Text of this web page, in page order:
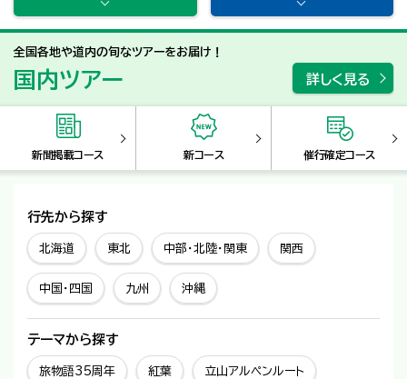
全国各地や道内の旬なツアーをお届け！
国内ツアー 詳しく見る
新聞掲載コース 新コース 催行確定コース
行先から探す
北海道 東北 中部・北陸・関東 関西
中国・四国 九州 沖縄
テーマから探す
旅物語35周年 紅葉 立山アルペンルート